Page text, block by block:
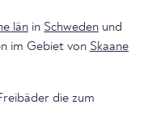
län in Schweden und
im Gebiet von Skaane
die zum